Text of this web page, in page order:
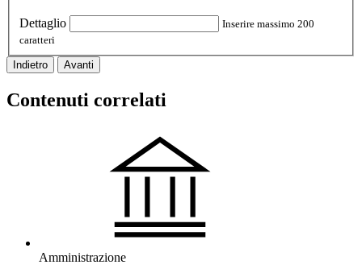
Dettaglio
Inserire massimo 200
caratteri
Indietro Avanti
Contenuti correlati
Amministrazione